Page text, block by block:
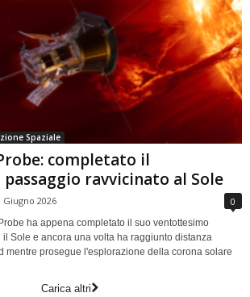
Spaziale
completato il
ravvicinato al Sole
Giugno 2026 0
ha appena completato il suo ventottesimo
Sole e ancora una volta ha raggiunto distanza
mentre prosegue l'esplorazione della corona solare
Carica altri